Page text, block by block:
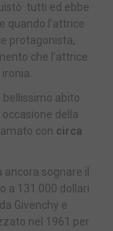
tutti ed ebbe
quando l’attrice
protagonista,
che l’attrice
bellissimo abito
della
con circa
ancora sognare il
a 131.000 dollari
Givenchy e
nel 1961 per